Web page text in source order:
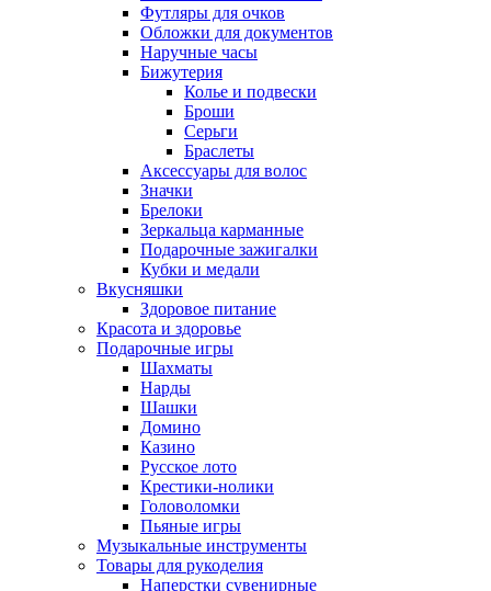
Футляры для очков
Обложки для документов
Наручные часы
Бижутерия
Колье и подвески
Броши
Серьги
Браслеты
Аксессуары для волос
Значки
Брелоки
Зеркальца карманные
Подарочные зажигалки
Кубки и медали
Вкусняшки
Здоровое питание
Красота и здоровье
Подарочные игры
Шахматы
Нарды
Шашки
Домино
Казино
Русское лото
Крестики-нолики
Головоломки
Пьяные игры
Музыкальные инструменты
Товары для рукоделия
Наперстки сувенирные